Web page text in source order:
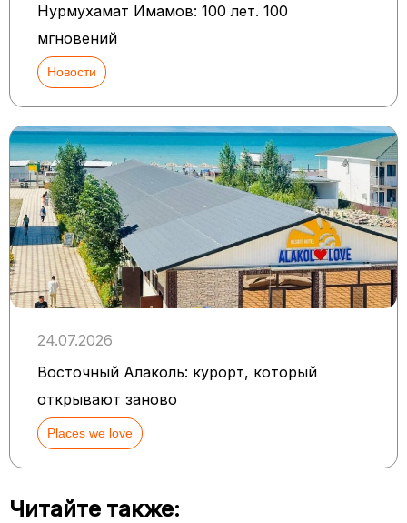
Нурмухамат Имамов: 100 лет. 100
мгновений
Новости
24.07.2026
Восточный Алаколь: курорт, который
открывают заново
Places we love
Читайте также: